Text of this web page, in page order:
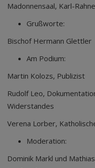
Madonnensaal, Karl-
Grußworte:
Bischof Hermann Glettler
Am Podium:
Martin Kolozs, Publizist
Rudolf Leo,
Widerstandes
Verena Lorber,
Moderation:
Dominik Markl und